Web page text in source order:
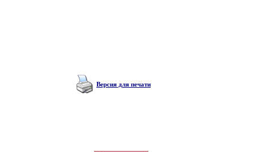
Версия для печати